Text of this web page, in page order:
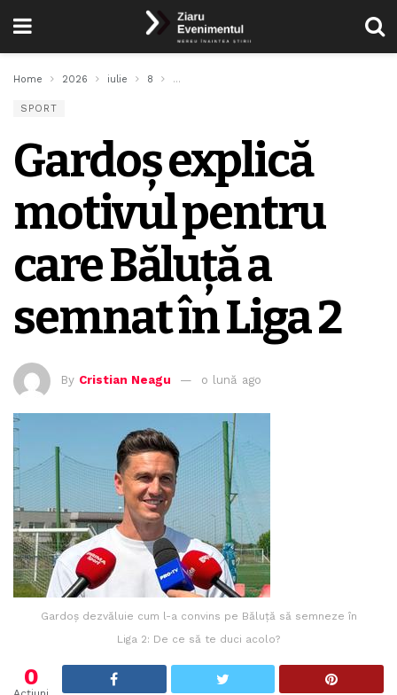
Home 2026 iulie 8 Gardoș explică motivul pentru care Băluță a
SPORT
Gardoș explică
motivul pentru
care Băluță a
semnat în Liga 2
By Cristian Neagu o lună ago
Gardoș dezvăluie cum l-a convins pe Băluță să semneze în
Liga 2: De ce să te duci acolo?
0